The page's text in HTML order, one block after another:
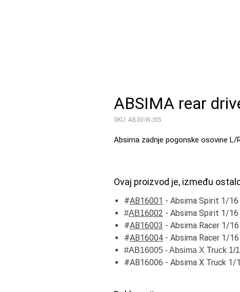
ABSIMA rear
SKU: AB30-WJ05
Absima zadnje pogonske osovine L/
Ovaj proizvod je, između
#AB16001 - Absima Spirit 1/
#AB16002 - Absima Spirit 1/
#AB16003 - Absima Racer 1/
#AB16004 - Absima Racer 1/
#AB16005 - Absima X Truck 1/
#AB16006 - Absima X Truck 1/